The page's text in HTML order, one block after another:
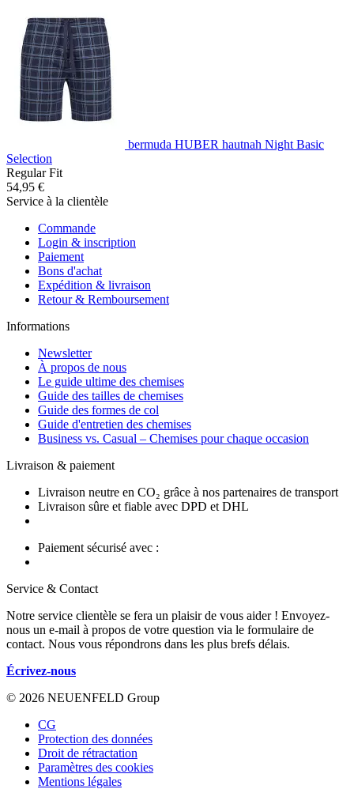
bermuda HUBER hautnah Night Basic
Selection
Regular Fit
54,95 €
Service à la clientèle
Commande
Login & inscription
Paiement
Bons d'achat
Expédition & livraison
Retour & Remboursement
Informations
Newsletter
À propos de nous
Le guide ultime des chemises
Guide des tailles de chemises
Guide des formes de col
Guide d'entretien des chemises
Business vs. Casual – Chemises pour chaque occasion
Livraison & paiement
Livraison neutre en CO₂ grâce à nos partenaires de transport
Livraison sûre et fiable avec DPD et DHL
Paiement sécurisé avec :
Service & Contact
Notre service clientèle se fera un plaisir de vous aider ! Envoyez-
nous un e-mail à propos de votre question via le formulaire de
contact. Nous vous répondrons dans les plus brefs délais.
Écrivez-nous
© 2026 NEUENFELD Group
CG
Protection des données
Droit de rétractation
Paramètres des cookies
Mentions légales